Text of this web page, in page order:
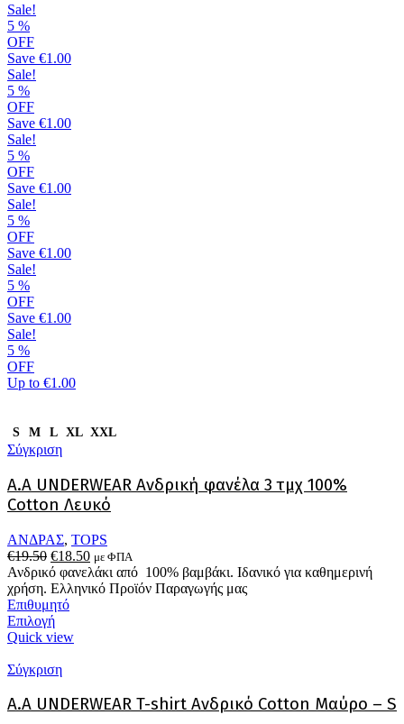
Sale!
5 %
OFF
Save €1.00
Sale!
5 %
OFF
Save €1.00
Sale!
5 %
OFF
Save €1.00
Sale!
5 %
OFF
Save €1.00
Sale!
5 %
OFF
Save €1.00
Sale!
5 %
OFF
Up to €1.00
S M L XL XXL
Σύγκριση
Α.A UNDERWEAR Ανδρική φανέλα 3 τμχ 100%
Cotton Λευκό
ΑΝΔΡΑΣ, TOPS
€19.50 Original
price
was:
€19.50.
€18.50Η
τρέχουσα
τιμή
με ΦΠΑ
Ανδρικό φανελάκι από 100% βαμβάκι. Ιδανικό για καθημερινή
χρήση. Ελληνικό Προϊόν Παραγωγής μας
Επιθυμητό
ΕπιλογήΑυτό
το
έχει
παραλλαγές.
Quick view
Σύγκριση
Α.A UNDERWEAR T-shirt Ανδρικό Cotton Μαύρο – S